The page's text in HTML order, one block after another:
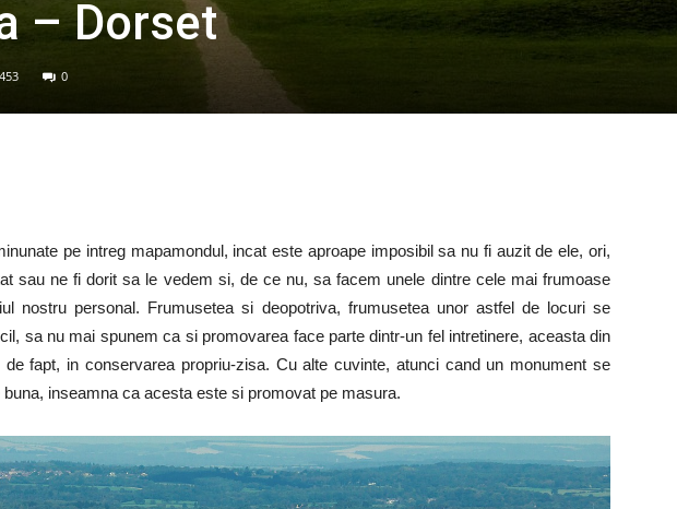
– Dorset
453 0
pe intreg mapamondul, incat este aproape imposibil sa nu fi auzit de ele, ori,
sau ne fi dorit sa le vedem si, de ce nu, sa facem unele dintre cele mai frumoase
nostru personal. Frumusetea si deopotriva, frumusetea unor astfel de locuri se
sa nu mai spunem ca si promovarea face parte dintr-un fel intretinere, aceasta din
de fapt, in conservarea propriu-zisa. Cu alte cuvinte, atunci cand un monument se
inseamna ca acesta este si promovat pe masura.